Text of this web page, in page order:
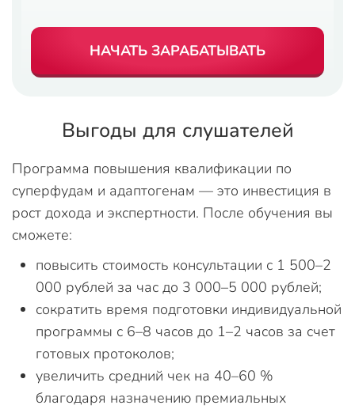
НАЧАТЬ ЗАРАБАТЫВАТЬ
Выгоды для слушателей
Программа повышения квалификации по
суперфудам и адаптогенам — это инвестиция в
рост дохода и экспертности. После обучения вы
сможете:
повысить стоимость консультации с 1 500–2
000 рублей за час до 3 000–5 000 рублей;
сократить время подготовки индивидуальной
программы с 6–8 часов до 1–2 часов за счет
готовых протоколов;
увеличить средний чек на 40–60 %
благодаря назначению премиальных